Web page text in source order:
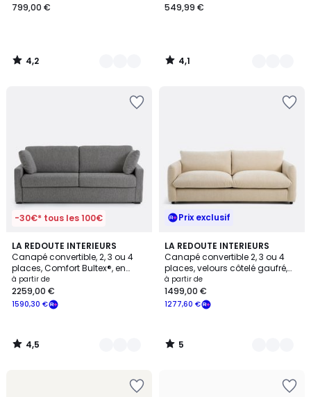
799,00 €
4,2
/
549,99 €
4,1
/
-30€* tous les 100€
LA REDOUTE INTERIEURS
Canapé convertible, 2, 3 ou 4
places, Comfort Bultex®, en
texturé chiné, TIMOR
à partir de
1590,30 €
2259,00 €
4,5
/ 5
3
Couleurs
4,5
/
Prix exclusif
LA REDOUTE INTERIEURS
Canapé convertible 2, 3 ou 4
places, velours côtelé gaufré,
YDE
à partir de
1277,60 €
1499,00 €
5
/
5
8
Couleurs
5
/